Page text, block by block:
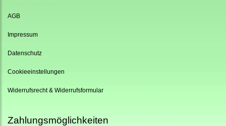
AGB
Impressum
Datenschutz
Cookieeinstellungen
Widerrufsrecht & Widerrufsformular
Zahlungsmöglichkeiten